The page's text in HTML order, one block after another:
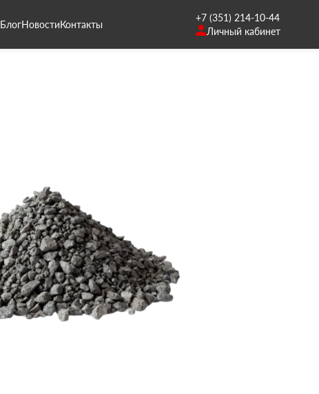
БлогНовостиКонтакты
+7 (351) 214-10-44
Личный кабинет